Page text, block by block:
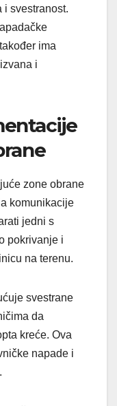
i svestranost.
ima
i
zone obrane
komunikacije
jedni s
pokrivanje i
na terenu.
svestrane
da
kreće. Ova
napade i